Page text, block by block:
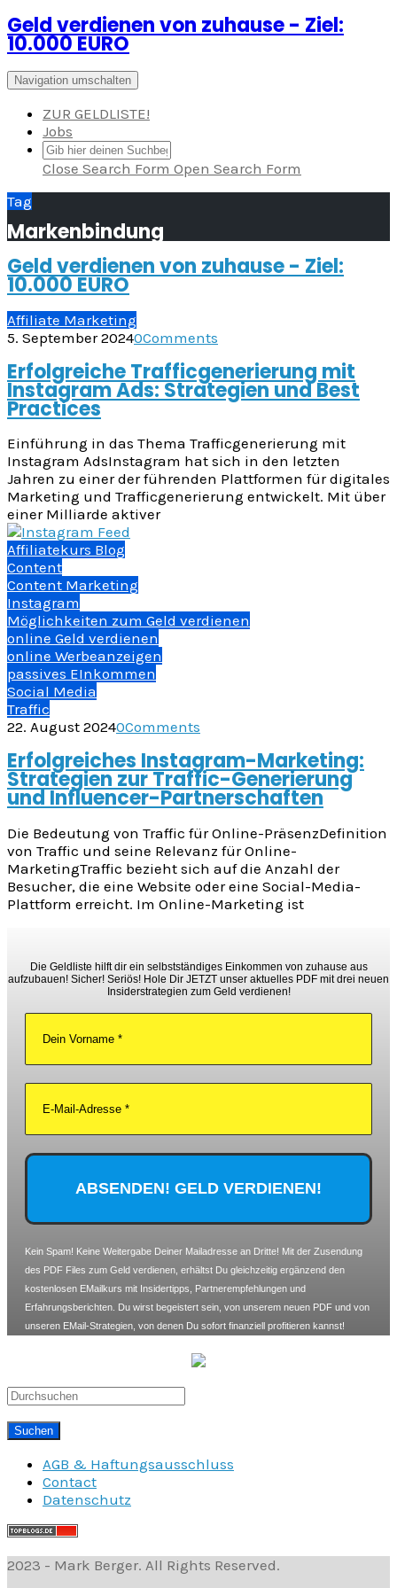
Zum
Inhalt
springen
Geld verdienen von zuhause - Ziel:
10.000 EURO
Navigation umschalten
ZUR GELDLISTE!
Jobs
Close Search Form Open Search Form
Tag
Markenbindung
Geld verdienen von zuhause - Ziel:
10.000 EURO
Affiliate Marketing
5. September 20240Comments
Erfolgreiche Trafficgenerierung mit
Instagram Ads: Strategien und Best
Practices
Einführung in das Thema Trafficgenerierung mit
Instagram AdsInstagram hat sich in den letzten
Jahren zu einer der führenden Plattformen für digitales
Marketing und Trafficgenerierung entwickelt. Mit über
einer Milliarde aktiver
Affiliatekurs Blog
Content
Content Marketing
Instagram
Möglichkeiten zum Geld verdienen
online Geld verdienen
online Werbeanzeigen
passives EInkommen
Social Media
Traffic
22. August 20240Comments
Erfolgreiches Instagram-Marketing:
Strategien zur Traffic-Generierung
und Influencer-Partnerschaften
Die Bedeutung von Traffic für Online-PräsenzDefinition
von Traffic und seine Relevanz für Online-
MarketingTraffic bezieht sich auf die Anzahl der
Besucher, die eine Website oder eine Social-Media-
Plattform erreicht. Im Online-Marketing ist
Die Geldliste hilft dir ein selbstständiges Einkommen von zuhause aus
aufzubauen! Sicher! Seriös! Hole Dir JETZT unser aktuelles PDF mit drei neuen
Insiderstrategien zum Geld verdienen!
Kein Spam! Keine Weitergabe Deiner Mailadresse an Dritte! Mit der Zusendung
des PDF Files zum Geld verdienen, erhältst Du gleichzeitig ergänzend den
kostenlosen EMailkurs mit Insidertipps, Partnerempfehlungen und
Erfahrungsberichten. Du wirst begeistert sein, von unserem neuen PDF und von
unseren EMail-Strategien, von denen Du sofort finanziell profitieren kannst!
AGB & Haftungsausschluss
Contact
Datenschutz
2023 - Mark Berger. All Rights Reserved.